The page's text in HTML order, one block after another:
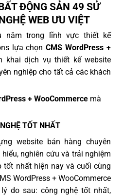
ĐỘNG SẢN 49 SỬ
WEB ƯU VIỆT
năm trong lĩnh vực thiết kế
lựa chọnCMS WordPress +
khai dịch vụ thiết kế website
nghiệp cho tất cả các khách
+ WooCommerce mà
TỐT NHẤT
website bán hàng chuyên
nghiên cứu và trải nghiệm
tốt nhất hiện nay và cuối cùng
WordPress + WooCommerce
do sau: công nghệ tốt nhất,